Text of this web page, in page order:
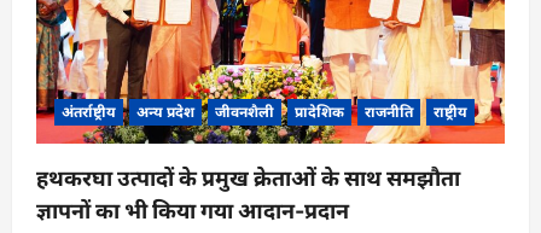
अंतर्राष्ट्रीय अन्य प्रदेश जीवनशैली प्रादेशिक राजनीति राष्ट्रीय
हथकरघा उत्पादों के प्रमुख क्रेताओं के साथ समझौता
ज्ञापनों का भी किया गया आदान-प्रदान